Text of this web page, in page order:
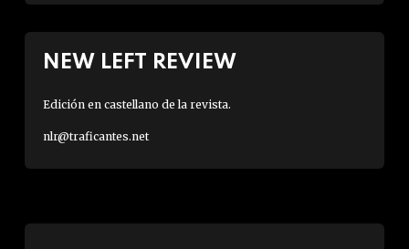
NEW LEFT REVIEW
Edición en castellano de la revista.
nlr@traficantes.net